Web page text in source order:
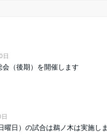
日
（後期）を開催します
曜日）の試合は鵜ノ木は実施し